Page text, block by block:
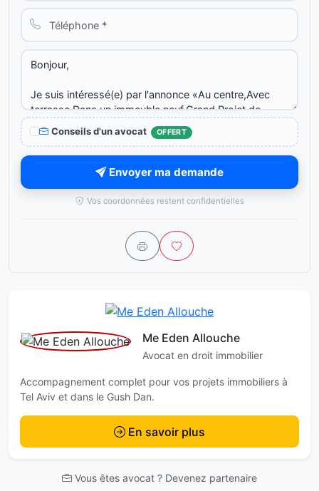
Conseils d'un avocat OFFERT
Envoyer ma demande
Vos coordonnées restent confidentielles
Me Eden Allouche
Avocat en droit immobilier
Accompagnement complet pour vos projets immobiliers à
Tel Aviv et dans le Gush Dan.
En savoir plus
Vous êtes avocat ? Devenez partenaire